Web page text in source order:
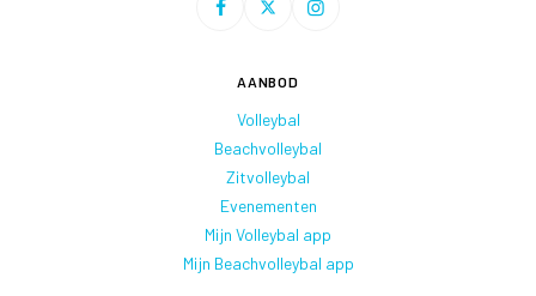
AANBOD
Volleybal
Beachvolleybal
Zitvolleybal
Evenementen
Mijn Volleybal app
Mijn Beachvolleybal app